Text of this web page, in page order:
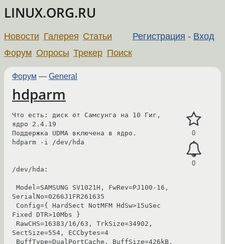
LINUX.ORG.RU
Регистрация - Вход
Новости Галерея Статьи
Форум Опросы Трекер Поиск
Форум — General
hdparm
0
0
Что есть: диск от Самсунга на 10 Гиг,
ядро 2.4.19
Поддержка UDMA включена в ядро.
hdparm -i /dev/hda
/dev/hda:
SerialNo=0266J1FR261635
Fixed DTR>10Mbs }
SectSize=554, ECCbytes=4